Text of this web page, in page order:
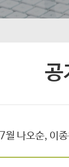
공
7월 나오순, 이